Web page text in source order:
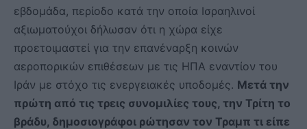
εβδομάδα, περίοδο κατά την οποία Ισραηλινοί
αξιωματούχοι δήλωσαν ότι η χώρα είχε
προετοιμαστεί για την επανέναρξη κοινών
αεροπορικών επιθέσεων με τις ΗΠΑ εναντίον του
Ιράν με στόχο τις ενεργειακές υποδομές. Μετά την
πρώτη από τις τρεις συνομιλίες τους, την Τρίτη το
βράδυ, δημοσιογράφοι ρώτησαν τον Τραμπ τι είπε